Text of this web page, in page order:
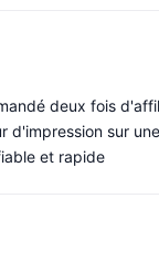
deux fois
d'impression sur
et rapide